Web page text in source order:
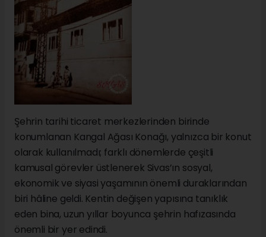
Şehrin tarihi ticaret merkezlerinden birinde
konumlanan Kangal Ağası Konağı, yalnızca bir konut
olarak kullanılmadı; farklı dönemlerde çeşitli
kamusal görevler üstlenerek Sivas’ın sosyal,
ekonomik ve siyasi yaşamının önemli duraklarından
biri hâline geldi. Kentin değişen yapısına tanıklık
eden bina, uzun yıllar boyunca şehrin hafızasında
önemli bir yer edindi.